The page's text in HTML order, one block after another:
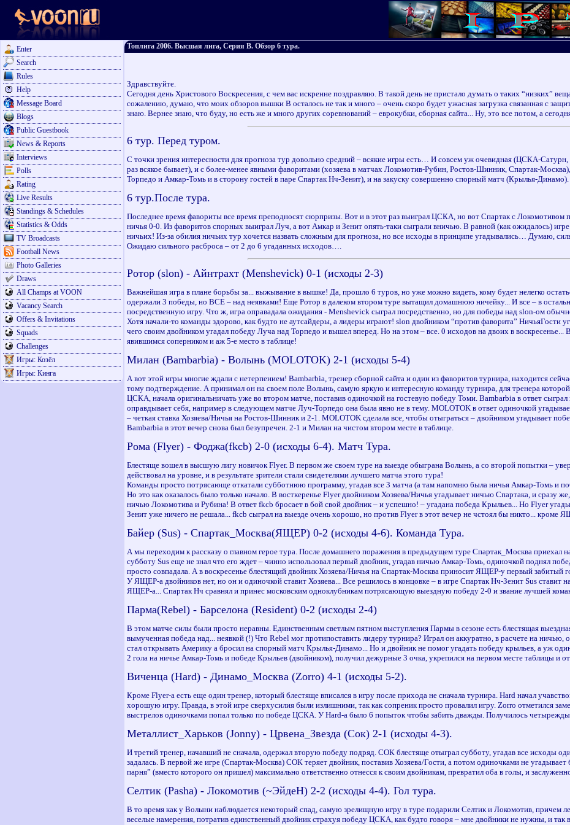
Enter
Search
Rules
Help
Message Board
Blogs
Public Guestbook
News & Reports
Interviews
Polls
Rating
Live Results
Standings & Schedules
Statistics & Odds
TV Broadcasts
Football News
Photo Galleries
Draws
All Champs at VOON
Vacancy Search
Offers & Invitations
Squads
Challenges
Игры: Козёл
Игры: Кинга
Топлига 2006. Высшая лига, Серия B. Обзор 6 тура.
Здравствуйте.
Сегодня день Христового Воскреcения, с чем вас искренне поздравляю. В такой день не пристало думать о таких “низких”
сожалению, думаю, что моих обзоров вышки B осталось не так и много – очень скоро будет ужасная загрузка связанная с
знаю. Вернее знаю, что буду, но есть же и много других соревнований – еврокубки, сборная сайта... Ну, это все потом, а
6 тур. Перед туром.
С точки зрения интересности для прогноза тур довольно средний – всякие игры есть… И совсем уж очевидная (ЦСКА-Сатурн,
раз всякое бывает), и с более-менее явными фаворитами (хозяева в матчах Локомотив-Рубин, Ростов-Шинник, Спартак-
Торпедо и Амкар-Томь и в сторону гостей в паре Спартак Нч-Зенит), и на закуску совершенно спорный матч (Крылья-
6 тур.После тура.
Последнее время фавориты все время преподносят сюрпризы. Вот и в этот раз выиграл ЦСКА, но вот Спартак с
ничья 0-0. Из фаворитов спорных выиграл Луч, а вот Амкар и Зенит опять-таки сыграли вничью. В равной (как ожидалось)
ничьих! Из-за обилия ничьих тур хочется назвать сложным для прогноза, но все исходы в принципе угадывались… Думаю,
Ожидаю сильного расброса – от 2 до 6 угаданных исходов….
Ротор (slon) - Айнтрахт (Menshevick) 0-1 (исходы 2-3)
Важнейшая игра в плане борьбы за... выжывание в вышке! Да, прошло 6 туров, но уже можно видеть, кому будет нелегко
одержали 3 победы, но ВСЕ – над неявками! Еще Ротор в далеком втором туре вытащил домашнюю ничейку... И все – в
посредственную игру. Что ж, игра оправадала ожидания - Menshevick сыграл посредственно, но для победы над slon-ом
Хотя начали-то команды здорово, как будто не аутсайдеры, а лидеры играют! slon двойником “против фаворита”
чего своим двойником угадал победу Луча над Торпедо и вышел вперед. Но на этом – все. 0 исходов на двоих в
явившимся соперником и аж 5-е место в таблице!
Милан (Bambarbia) - Волынь (MOLOTOK) 2-1 (исходы 5-4)
А вот этой игры многие ждали с нетерпением! Bambarbia, тренер сборной сайта и один из фаворитов турнира, находится
тому подтверждение. А принимал он на своем поле Волынь, самую яркую и интересную команду турнира, для тренера
ЦСКА, начала оригинальничать уже во втором матче, поставив одиночкой на гостевую победу Томи. Bambarbia в ответ
оправдывает себя, например в следующем матче Луч-Торпедо она была явно не в тему. MOLOTOK в ответ одиночкой
– четкая ставка Хозяева/Ничья на Ростов-Шинник и 2-1. MOLOTOK сделала все, чтобы отыграться – двойником угадывает
Bambarbia в этот вечер снова был безупречен. 2-1 и Милан на чистом втором месте в таблице.
Рома (Flyer) - Фоджа(fkcb) 2-0 (исходы 6-4). Матч Тура.
Блестяще вошел в высшую лигу новичок Flyer. В первом же своем туре на выезде обыграна Волынь, а со второй попытки –
действовал на уровне, и в результате зрители стали свидетелями лучшего матча этого тура!
Команды просто потрясающе откатали субботнюю программу, угадав все 3 матча (а там напомню была ничья Амкар-Томь и
Но это как оказалось было только начало. В восткеренье Flyer двойником Хозяева/Ничья угадывает ничью Спартака, и сразу
ничью Локомотива и Рубина! В ответ fkcb бросает в бой свой двойник – и успешно! – угадана победа Крыльев... Но Flyer
Зенит уже ничего не решала... fkcb сыграл на выезде очень хорошо, но против Flyer в этот вечер не чстоял бы никто... кроме
Байер (Sus) - Спартак_Москва(ЯЩЕР) 0-2 (исходы 4-6). Команда Тура.
А мы переходим к рассказу о главном герое тура. После домашнего поражения в предыдущем туре Спартак_Москва приехал
субботу Sus еще не знал что его ждет – чинно использовал первый двойник, угадав ничью Амкар-Томь, одиночкой поднял
просто совпадала. А в воскресенье блестящий двойник Хозяева/Ничья на Спартак-Москва приносит ЯЩЕР-у первый забитый
У ЯЩЕР-а двойников нет, но он и одиночкой ставит Хозяева... Все решилось в концовке – в игре Спартак Нч-Зенит Sus
ЯЩЕР-а... Спартак Нч сравнял и принес московским одноклубникам потрясающую выездную победу 2-0 и звание лучшей
Парма(Rebel) - Барселона (Resident) 0-2 (исходы 2-4)
В этом матче силы были просто неравны. Единственным светлым пятном выступления Пармы в сезоне есть блестящая
вымученная победа над... неявкой (!) Что Rebel мог протипоставить лидеру турнира? Играл он аккуратно, в расчете на
стал открывать Америку а бросил на спорный матч Крылья-Динамо... Но и двойник не помог угадать победу крыльев, а уж
2 гола на ничье Амкар-Томь и победе Крыльев (двойником), получил дежурные 3 очка, укрепился на первом месте таблицы и
Виченца (Hard) - Динамо_Москва (Zorro) 4-1 (исходы 5-2).
Кроме Flyer-а есть еще один тренер, который блестяще вписался в игру после прихода не сначала турнира. Hard начал
хорошую игру. Правда, в этой игре сверхусилия были излишними, так как сопреник просто провалил игру. Zorro отметился
выстрелов одиночками попал только по победе ЦСКА. У Hard-а было 6 попыток чтобы забить дважды. Получилось
Металлист_Харьков (Jonny) - Црвена_Звезда (Сок) 2-1 (исходы 4-3).
И третий тренер, начавший не сначала, одержал вторую победу подряд. СОК блестяще отыграл субботу, угадав все исходы
задалась. В первой же игре (Спартак-Москва) СОК теряет двойник, поставив Хозяева/Гости, а потом одиночками не
парня” (вместо которого он пришел) максимально ответственно отнесся к своим двойникам, превратил оба в голы, и
Селтик (Pasha) - Локомотив (~ЭйдеН) 2-2 (исходы 4-4). Гол тура.
В то время как у Волыни наблюдается некоторый спад, самую зрелищную игру в туре подарили Селтик и Локомотив, причем
веселые намерения, потратив единственный двойник страхуя победу ЦСКА, как будто говоря – мне двойники не нужны, и так